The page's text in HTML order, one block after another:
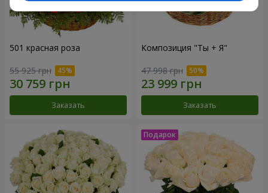
501 красная роза
55 925 грн
Заказать
Композиция "Ты + Я"
47 998 грн
Заказать